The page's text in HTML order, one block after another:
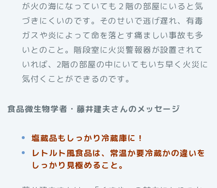
が火の海になっていても２階の部屋にいると気
づきにくいのです。そのせいで逃げ遅れ、有毒
ガスや炎によって命を落とす痛ましい事故も多
いとのこと。階段室に火災警報器が設置されて
いれば、2階の部屋の中にいてもいち早く火災に
気付くことができるのです。
食品微生物学者・藤井建夫さんのメッセージ
塩蔵品もしっかり冷蔵庫に！
レトルト風食品は、常温か要冷蔵かの違いを
しっかり見極めること。